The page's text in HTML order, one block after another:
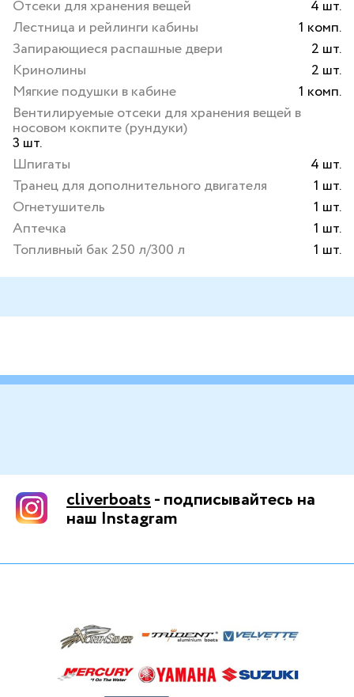
Отсеки для хранения вещей
4 шт.
Лестница и рейлинги кабины
1 комп.
Запирающиеся распашные двери
2 шт.
Кринолины
2 шт.
Мягкие подушки в кабине
1 комп.
Вентилируемые отсеки для хранения вещей в
носовом кокпите (рундуки)
3 шт.
Шпигаты
4 шт.
Транец для дополнительного двигателя
1 шт.
Огнетушитель
1 шт.
Аптечка
1 шт.
Топливный бак 250 л/300 л
1 шт.
cliverboats- подписывайтесь на
наш Instagram